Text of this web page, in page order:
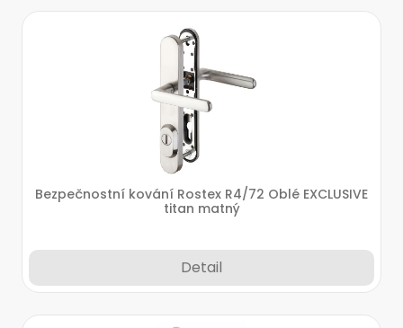
Bezpečnostní kování Rostex R4/72 Oblé EXCLUSIVE
titan matný
Detail